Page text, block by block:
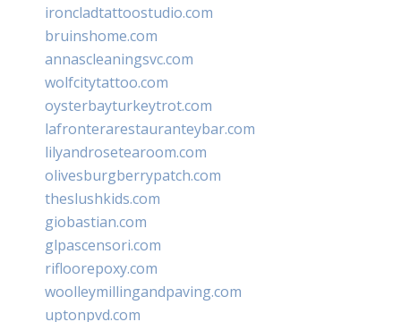
ironcladtattoostudio.com
bruinshome.com
annascleaningsvc.com
wolfcitytattoo.com
oysterbayturkeytrot.com
lafronterarestauranteybar.com
lilyandrosetearoom.com
olivesburgberrypatch.com
theslushkids.com
giobastian.com
glpascensori.com
rifloorepoxy.com
woolleymillingandpaving.com
uptonpvd.com